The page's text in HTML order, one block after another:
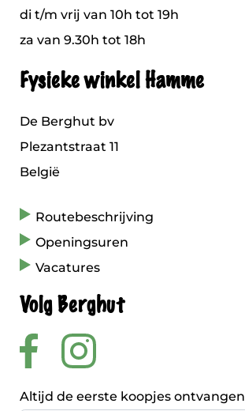
di t/m vrij van 10h tot 19h
za van 9.30h tot 18h
Fysieke winkel Hamme
De Berghut bv
Plezantstraat 11
België
Routebeschrijving
Openingsuren
Vacatures
Volg Berghut
Altijd de eerste koopjes ontvangen